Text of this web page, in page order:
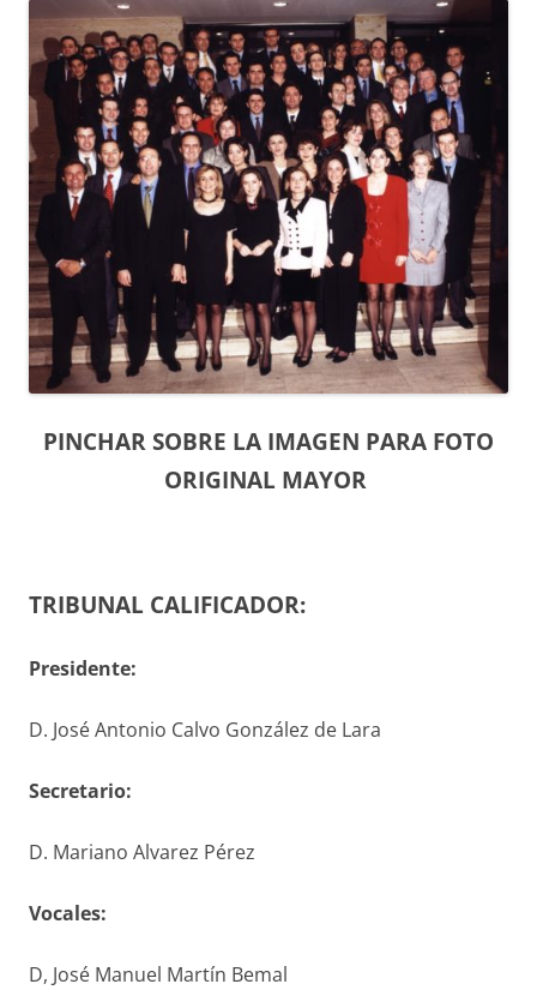
PINCHAR SOBRE LA IMAGEN PARA FOTO
ORIGINAL MAYOR
TRIBUNAL CALIFICADOR:
Presidente:
D. José Antonio Calvo González de Lara
Secretario:
D. Mariano Alvarez Pérez
Vocales:
D, José Manuel Martín Bemal